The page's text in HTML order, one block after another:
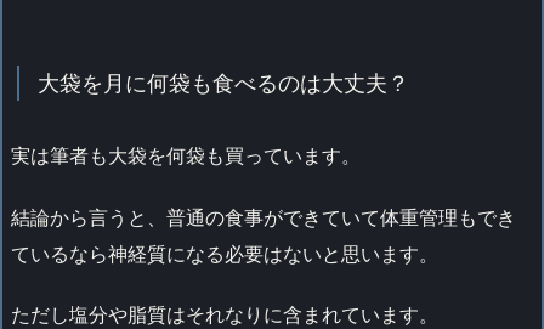
大袋を月に何袋も食べるのは大丈夫？
実は筆者も大袋を何袋も買っています。
結論から言うと、普通の食事ができていて体重管理もでき
ているなら神経質になる必要はないと思います。
ただし塩分や脂質はそれなりに含まれています。